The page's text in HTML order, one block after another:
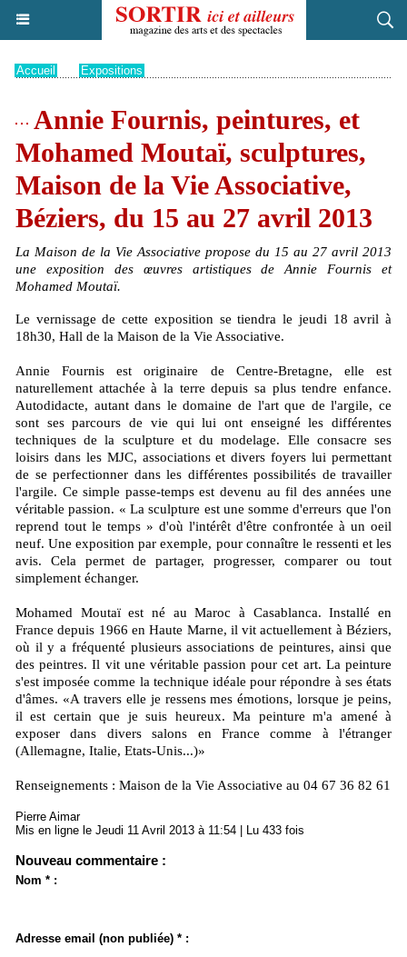
Accueil Expositions
Annie Fournis, peintures, et
Mohamed Moutaï, sculptures,
Maison de la Vie Associative,
Béziers, du 15 au 27 avril 2013
La Maison de la Vie Associative propose du 15 au 27 avril 2013
une exposition des œuvres artistiques de Annie Fournis et
Mohamed Moutaï.
Le vernissage de cette exposition se tiendra le jeudi 18 avril à
18h30, Hall de la Maison de la Vie Associative.
Annie Fournis est originaire de Centre-Bretagne, elle est
naturellement attachée à la terre depuis sa plus tendre enfance.
Autodidacte, autant dans le domaine de l'art que de l'argile, ce
sont ses parcours de vie qui lui ont enseigné les différentes
techniques de la sculpture et du modelage. Elle consacre ses
loisirs dans les MJC, associations et divers foyers lui permettant
de se perfectionner dans les différentes possibilités de travailler
l'argile. Ce simple passe-temps est devenu au fil des années une
véritable passion. « La sculpture est une somme d'erreurs que l'on
reprend tout le temps » d'où l'intérêt d'être confrontée à un oeil
neuf. Une exposition par exemple, pour connaître le ressenti et les
avis. Cela permet de partager, progresser, comparer ou tout
simplement échanger.
Mohamed Moutaï est né au Maroc à Casablanca. Installé en
France depuis 1966 en Haute Marne, il vit actuellement à Béziers,
où il y a fréquenté plusieurs associations de peintures, ainsi que
des peintres. Il vit une véritable passion pour cet art. La peinture
s'est imposée comme la technique idéale pour répondre à ses états
d'âmes. «A travers elle je ressens mes émotions, lorsque je peins,
il est certain que je suis heureux. Ma peinture m'a amené à
exposer dans divers salons en France comme à l'étranger
(Allemagne, Italie, Etats-Unis...)»
Renseignements : Maison de la Vie Associative au 04 67 36 82 61
Pierre Aimar
Mis en ligne le Jeudi 11 Avril 2013 à 11:54 | Lu 433 fois
Nouveau commentaire :
Nom * :
Adresse email (non publiée) * :